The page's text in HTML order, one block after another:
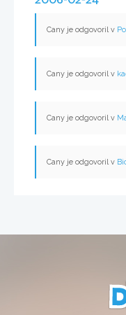
Cany je odgovoril v
Cany je odgovoril v
Cany je odgovoril v
Cany je odgovoril v